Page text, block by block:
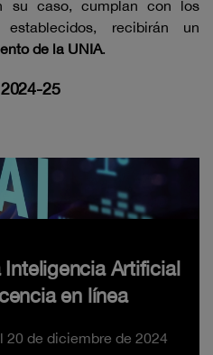
su caso, cumplan con los
recibirán un
de la UNIA.
25
Artificial
en línea
20 de diciembre de 2024